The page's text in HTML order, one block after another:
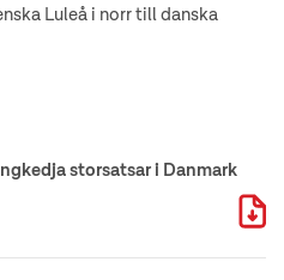
Luleå i norr till danska
storsatsar i Danmark